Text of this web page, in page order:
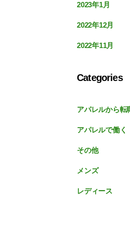
2023年1月
2022年12月
2022年11月
Categories
アパレルから転
アパレルで働く
その他
メンズ
レディース